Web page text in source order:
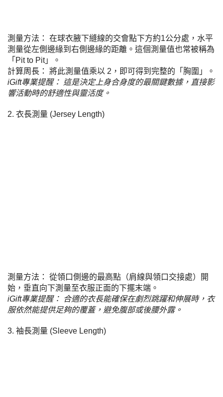
測量方法： 在球衣腋下縫線的交會點下方約1公分處，水平
測量從左側邊緣到右側邊緣的距離。這個測量值也常被稱為
「Pit to Pit」。
計算周長： 將此測量值乘以 2，即可得到完整的「胸圍」。
iGift專業提醒： 這是決定上身合身度的最關鍵數據，直接影
響活動時的舒適性與靈活度。
2. 衣長測量 (Jersey Length)
測量方法： 從領口側邊的最高點（肩線與領口交接處）開
始，垂直向下測量至衣服正面的下擺末端。
iGift專業提醒： 合適的衣長能確保在劇烈跳躍和伸展時，衣
服依然能提供足夠的覆蓋，避免腹部或後腰外露。
3. 袖長測量 (Sleeve Length)